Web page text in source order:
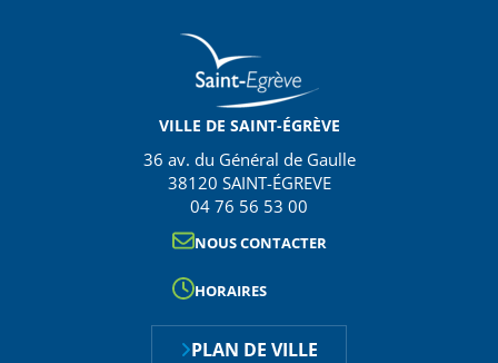
VILLE DE SAINT-ÉGRÈVE
36 av. du Général de Gaulle
38120 SAINT-ÉGREVE
04 76 56 53 00
NOUS CONTACTER
HORAIRES
PLAN DE VILLE